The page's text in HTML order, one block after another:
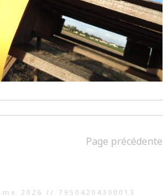
Page précédente
2026 // 79504204300013